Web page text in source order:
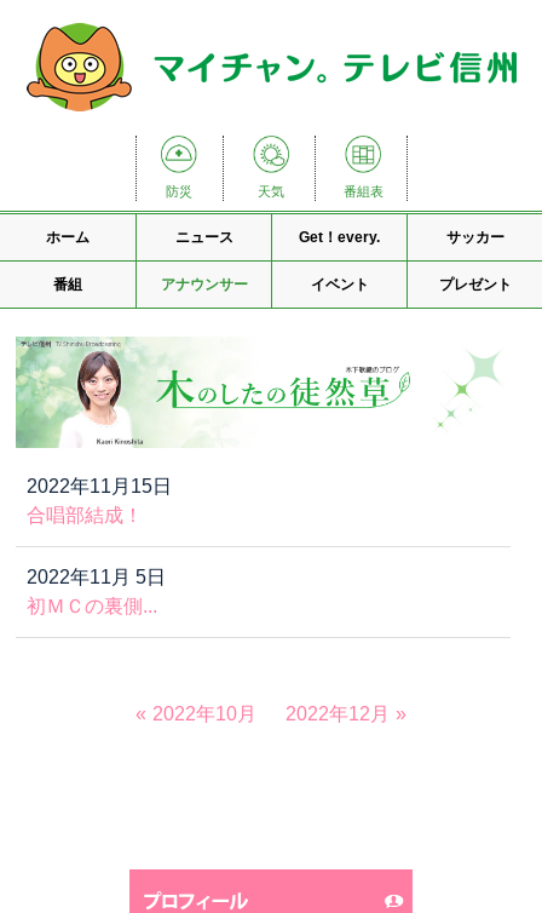
防災 天気 番組表
ホーム ニュース Get！every. サッカー
番組 アナウンサー イベント プレゼント
2022年11月15日
合唱部結成！
2022年11月 5日
初ＭＣの裏側...
2022年10月 2022年12月